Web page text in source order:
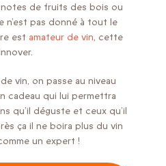
de fruits des bois ou
n’est pas donné à tout le
est amateur de vin, cette
vin, on passe au niveau
cadeau qui lui permettra
qu’il déguste et ceux qu’il
ça il ne boira plus du vin
un expert !